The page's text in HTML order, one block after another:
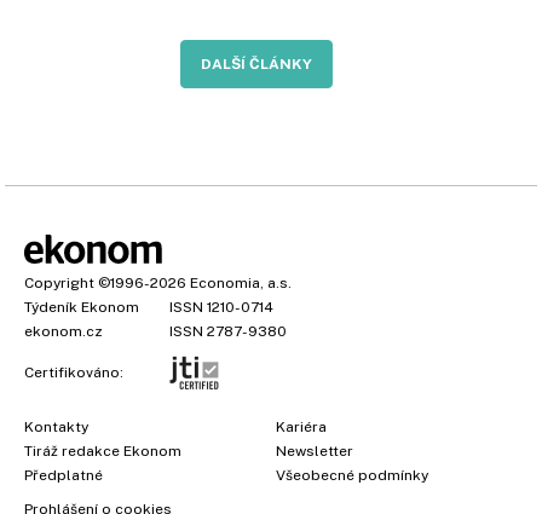
DALŠÍ ČLÁNKY
Copyright ©1996-2026 Economia, a.s.
Týdeník Ekonom
ISSN 1210-0714
ekonom.cz
ISSN 2787-9380
Certifikováno:
Kontakty
Tiráž redakce Ekonom
Předplatné
Kariéra
Newsletter
Všeobecné podmínky
Prohlášení o cookies